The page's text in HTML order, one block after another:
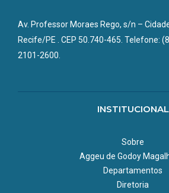
Técnicos:
Leonardo Dutra
Rosineide Lira
Av. Professor Moraes Rego, s/n –
Recife/PE . CEP 50.740-465. Telefone:
2101-2600.
INSTITUCIONAL
Sobre
Aggeu de Godoy
Departamentos
Diretoria